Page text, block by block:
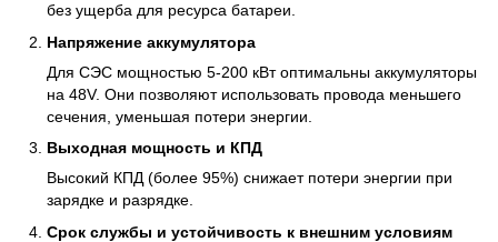
без ущерба для ресурса батареи.
Напряжение аккумулятора
Для СЭС мощностью 5-200 кВт оптимальны аккумуляторы
на 48V. Они позволяют использовать провода меньшего
сечения, уменьшая потери энергии.
Выходная мощность и КПД
Высокий КПД (более 95%) снижает потери энергии при
зарядке и разрядке.
Срок службы и устойчивость к внешним условиям